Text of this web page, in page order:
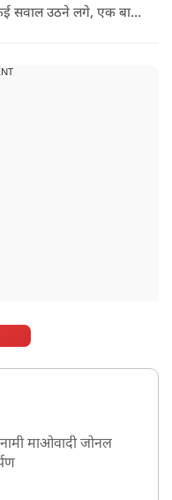
कई सवाल उठने लगे, एक बार
माओवादी जोनल